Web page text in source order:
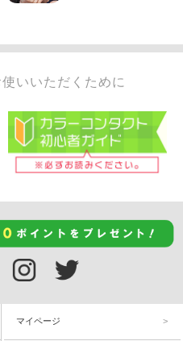
いいただくために
マイページ